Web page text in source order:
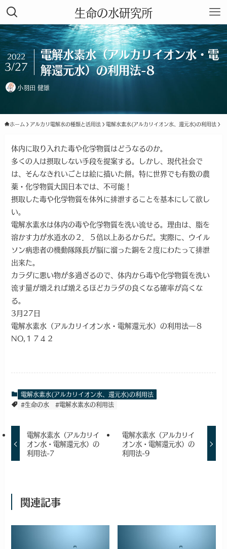
生命の水研究所
電解水素水（アルカリイオン水・電
解還元水）の利用法-8
2022
3/27
小羽田 健雄
ホーム アルカリ電解水の種類と活用法 電解水素水(アルカリイオン水、還元水)の利用法
体内に取り入れた毒や化学物質はどうなるのか。
多くの人は摂取しない手段を提案する。しかし、現代社会で
は、そんなきれいごとは絵に描いた餅。特に世界でも有数の農
薬・化学物質大国日本では、不可能！
摂取した毒や化学物質を体外に排泄することを基本にして欲し
い。
電解水素水は体内の毒や化学物質を洗い流せる。理由は、脂を
溶かす力が水道水の２．５倍以上あるからだ。実際に、ウイル
ソン病患者の機動隊隊長が脳に溜った銅を２度にわたって排泄
出来た。
カラダに悪い物が多過ぎるので、体内から毒や化学物質を洗い
流す量が増えれば増えるほどカラダの良くなる確率が高くな
る。
3月27日
電解水素水（アルカリイオン水・電解還元水）の利用法―８
NO,１７４２
電解水素水(アルカリイオン水、還元水)の利用法
#生命の水
#電解水素水の利用法
電解水素水（アルカリイ
オン水・電解還元水）の
利用法-7
電解水素水（アルカリイ
オン水・電解還元水）の
利用法-9
関連記事